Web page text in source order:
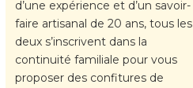
d’une expérience et d’un savoir-
faire artisanal de 20 ans, tous les
deux s’inscrivent dans la
continuité familiale pour vous
proposer des confitures de